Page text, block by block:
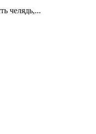
челядь,...